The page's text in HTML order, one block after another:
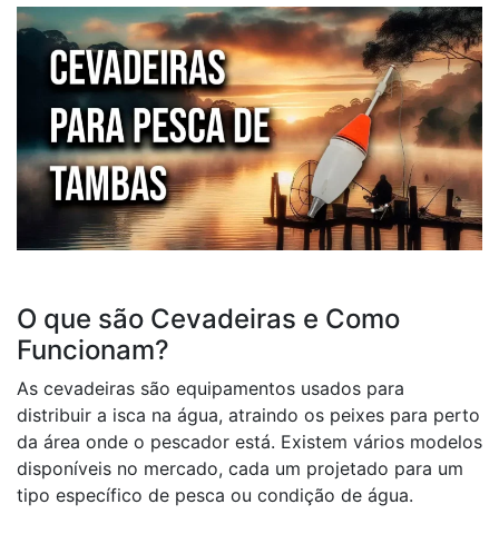
O que são Cevadeiras e Como
Funcionam?
As cevadeiras são equipamentos usados para
distribuir a isca na água, atraindo os peixes para perto
da área onde o pescador está. Existem vários modelos
disponíveis no mercado, cada um projetado para um
tipo específico de pesca ou condição de água.